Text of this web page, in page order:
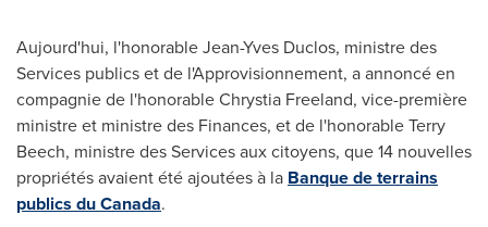
Aujourd'hui, l'honorableJean-Yves Duclos, ministre des
Services publics et de l'Approvisionnement, a annoncé en
compagnie de l'honorableChrystia Freeland, vice-première
ministre et ministre des Finances, et de l'honorableTerry
Beech, ministre des Services aux citoyens, que 14 nouvelles
propriétés avaient été ajoutées à la Banque de terrains
publics duCanada.